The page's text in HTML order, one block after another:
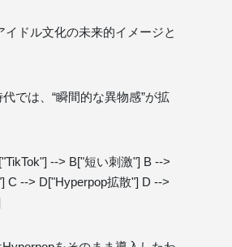
イドル文化の未来的イメージと
代では、“瞬間的な異物感”が拡
--> B["短い刺激"] B -->
C --> D["Hyperpop拡散"] D -->